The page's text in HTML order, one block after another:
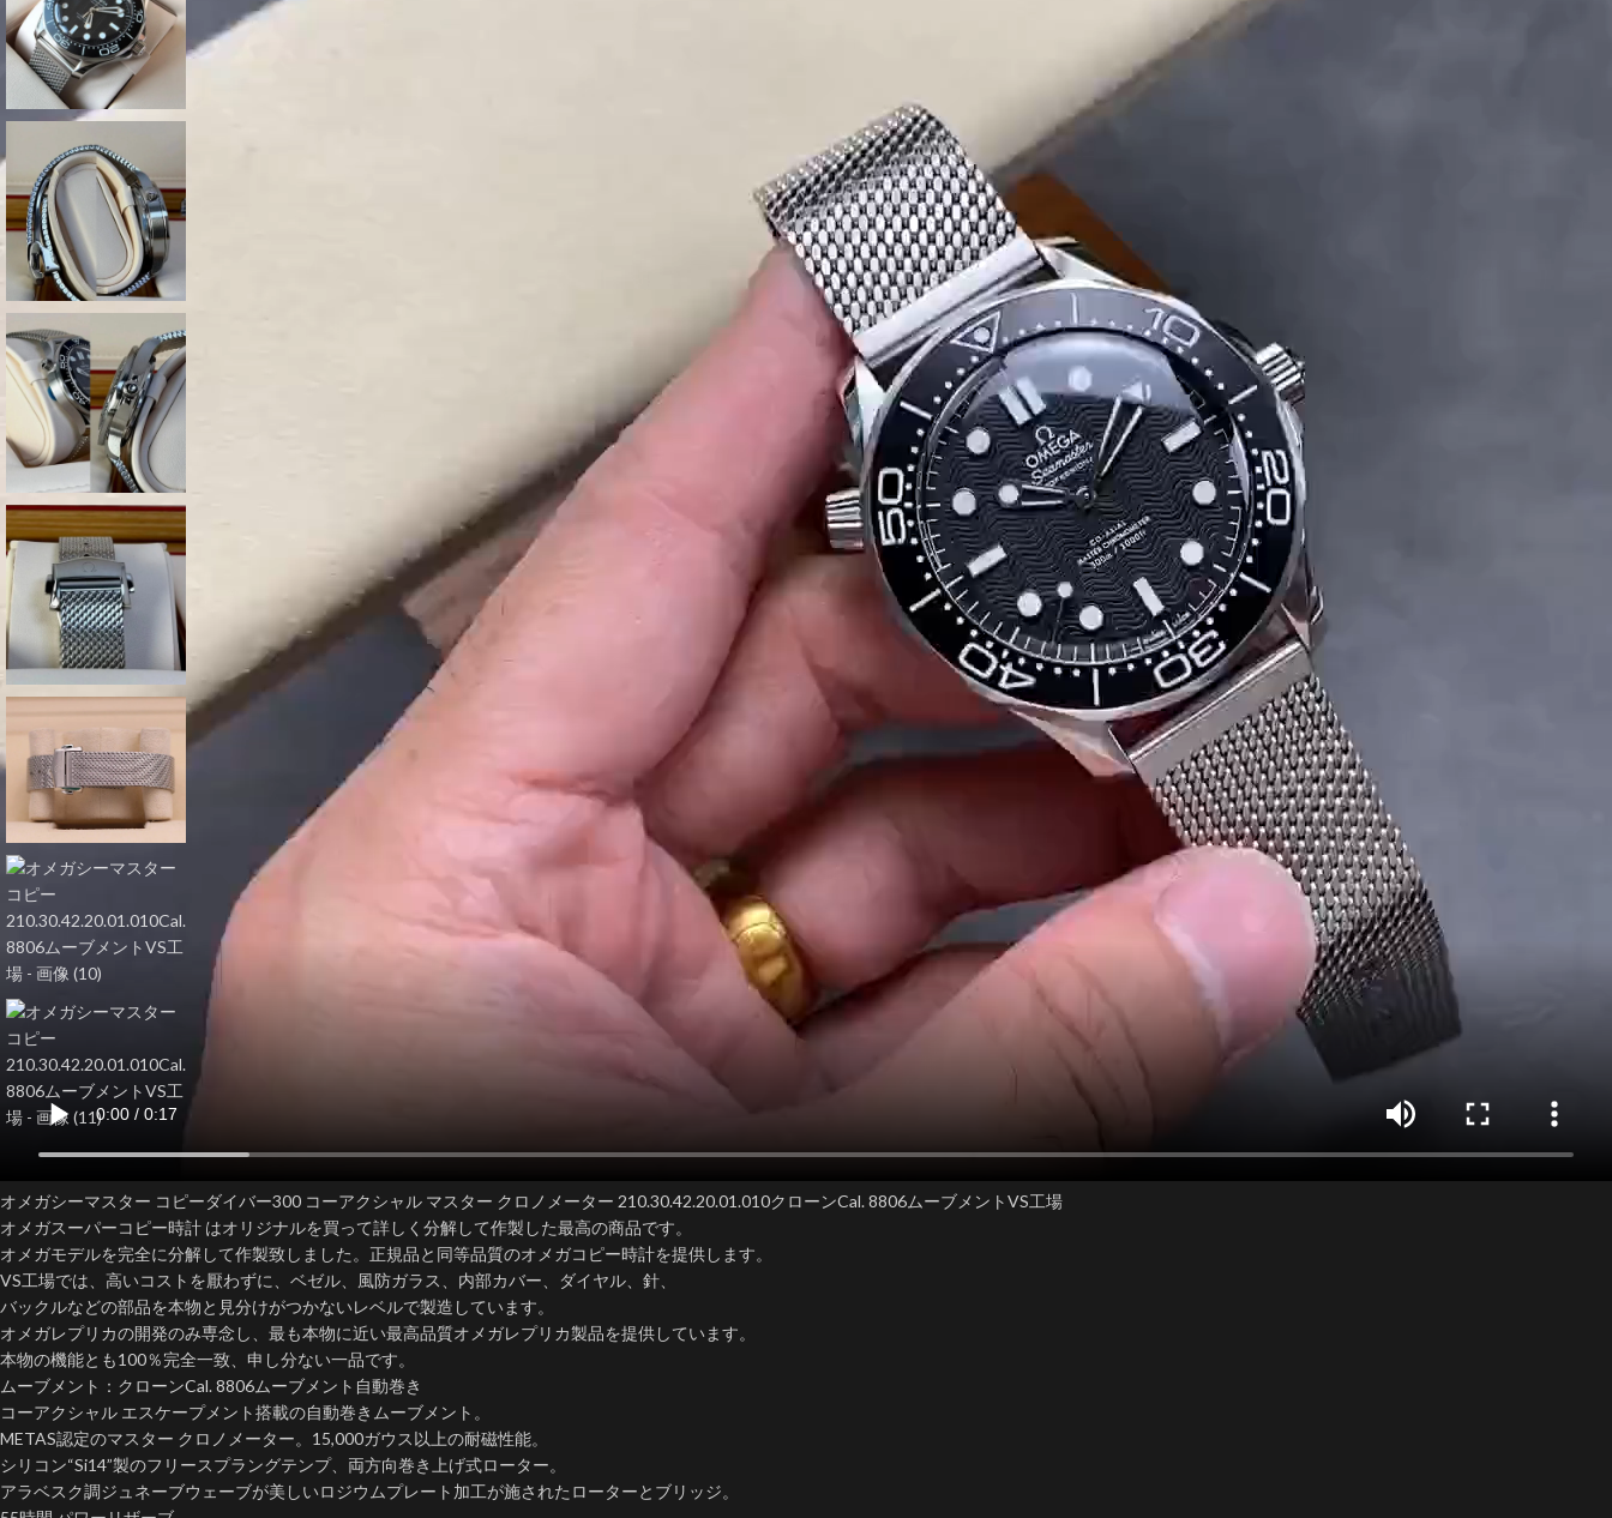
オメガシーマスター コピーダイバー300 コーアクシャル マスター クロノメーター 210.30.42.20.01.010クローンCal. 8806ムーブメントVS工場
オメガスーパーコピー時計 はオリジナルを買って詳しく分解して作製した最高の商品です。
オメガモデルを完全に分解して作製致しました。正規品と同等品質のオメガコピー時計を提供します。
VS工場では、高いコストを厭わずに、ベゼル、風防ガラス、内部カバー、ダイヤル、針、
バックルなどの部品を本物と見分けがつかないレベルで製造しています。​
オメガレプリカの開発のみ専念し、最も本物に近い最高品質オメガレプリカ製品を提供しています。
本物の機能とも100％完全一致、申し分ない一品です。
ムーブメント：クローンCal. 8806ムーブメント自動巻き
コーアクシャル エスケープメント搭載の自動巻きムーブメント。
METAS認定のマスター クロノメーター。15,000ガウス以上の耐磁性能。
シリコン“Si14”製のフリースプラングテンプ、両方向巻き上げ式ローター。
アラベスク調ジュネーブウェーブが美しいロジウムプレート加工が施されたローターとブリッジ。